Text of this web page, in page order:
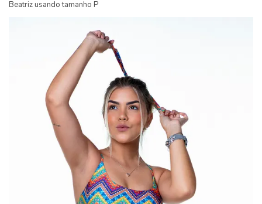
Beatriz usando tamanho P